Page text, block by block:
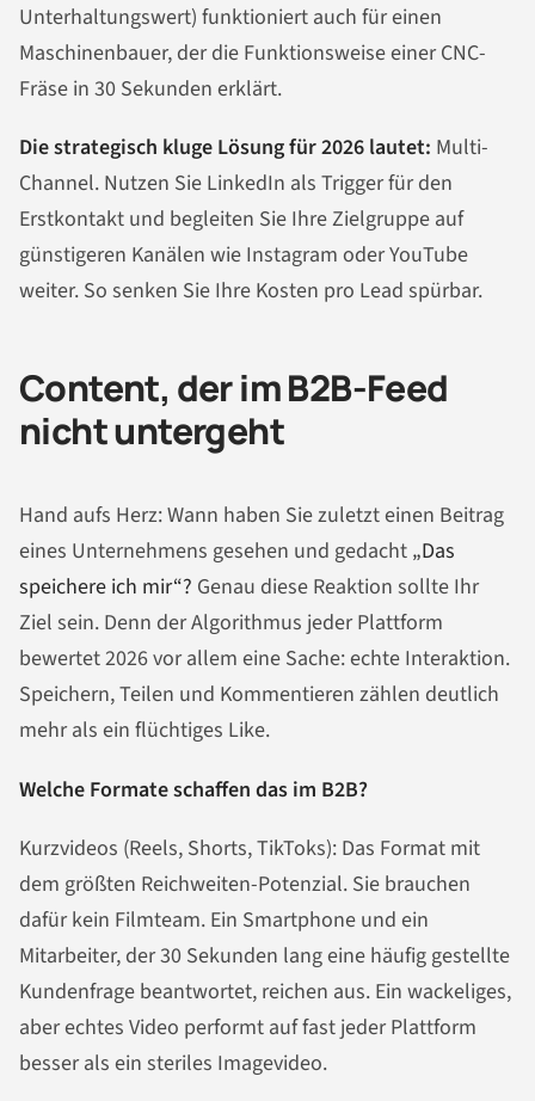
Unterhaltungswert) funktioniert auch für einen
Maschinenbauer, der die Funktionsweise einer CNC-
Fräse in 30 Sekunden erklärt.
Die strategisch kluge Lösung für 2026 lautet: Multi-
Channel. Nutzen Sie LinkedIn als Trigger für den
Erstkontakt und begleiten Sie Ihre Zielgruppe auf
günstigeren Kanälen wie Instagram oder YouTube
weiter. So senken Sie Ihre Kosten pro Lead spürbar.
Content, der im B2B-Feed
nicht untergeht
Hand aufs Herz: Wann haben Sie zuletzt einen Beitrag
eines Unternehmens gesehen und gedacht „Das
speichere ich mir“? Genau diese Reaktion sollte Ihr
Ziel sein. Denn der Algorithmus jeder Plattform
bewertet 2026 vor allem eine Sache: echte Interaktion.
Speichern, Teilen und Kommentieren zählen deutlich
mehr als ein flüchtiges Like.
Welche Formate schaffen das im B2B?
Kurzvideos (Reels, Shorts, TikToks): Das Format mit
dem größten Reichweiten-Potenzial. Sie brauchen
dafür kein Filmteam. Ein Smartphone und ein
Mitarbeiter, der 30 Sekunden lang eine häufig gestellte
Kundenfrage beantwortet, reichen aus. Ein wackeliges,
aber echtes Video performt auf fast jeder Plattform
besser als ein steriles Imagevideo.